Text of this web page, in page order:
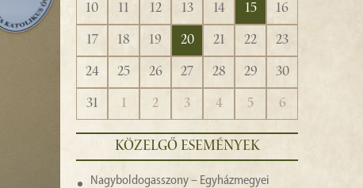
10
11 12 13 14 15
16
17
18 19 20 21 22
23
24
25 26 27 28 29
30
31
1 2 3 4 5 6
KÖZELGŐ ESEMÉNYEK
Nagyboldogasszony – Egyházmegyei